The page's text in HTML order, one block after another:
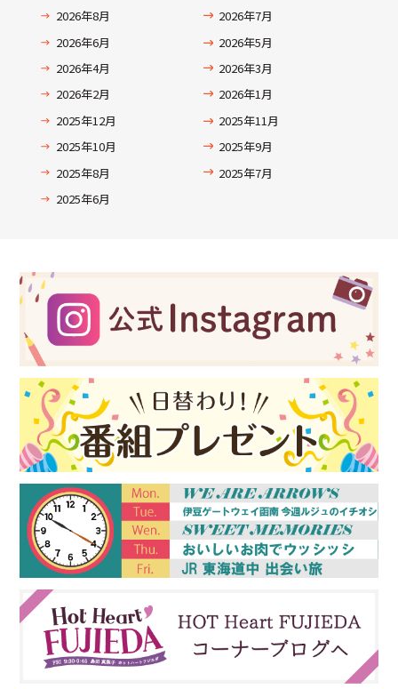
2026年8月
2026年7月
2026年6月
2026年5月
2026年4月
2026年3月
2026年2月
2026年1月
2025年12月
2025年11月
2025年10月
2025年9月
2025年8月
2025年7月
2025年6月